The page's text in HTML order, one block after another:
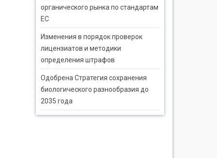
органического рынка по стандартам
ЕС
Изменения в порядок проверок
лицензиатов и методики
определения штрафов
Одобрена Стратегия сохранения
биологического разнообразия до
2035 года